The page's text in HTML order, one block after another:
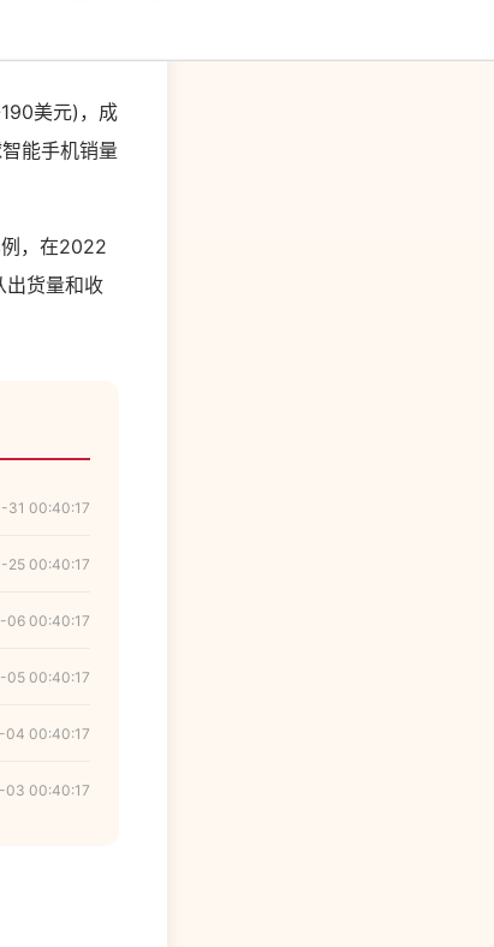
美元)，成
能手机销量
，在2022
出货量和收
31 00:40:17
25 00:40:17
06 00:40:17
05 00:40:17
04 00:40:17
03 00:40:17